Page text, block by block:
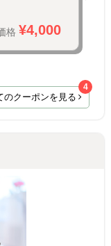
格 ¥4,000
のクーポンを見る
4